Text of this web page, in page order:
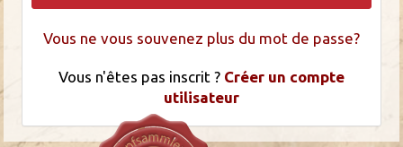
Vous ne vous souvenez plus du mot de passe?
Vous n'êtes pas inscrit ? Créer un compte
utilisateur